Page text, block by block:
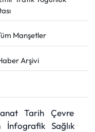
Manşetler
Arşivi
Tarih
Çevre
İnfografik Sağlık